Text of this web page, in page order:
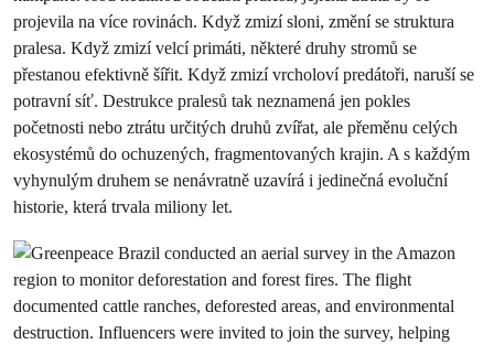
projevila na více rovinách. Když zmizí sloni, změní se struktura
pralesa. Když zmizí velcí primáti, některé druhy stromů se
přestanou efektivně šířit. Když zmizí vrcholoví predátoři, naruší se
potravní síť. Destrukce pralesů tak neznamená jen pokles
početnosti nebo ztrátu určitých druhů zvířat, ale přeměnu celých
ekosystémů do ochuzených, fragmentovaných krajin. A s každým
vyhynulým druhem se nenávratně uzavírá i jedinečná evoluční
historie, která trvala miliony let.